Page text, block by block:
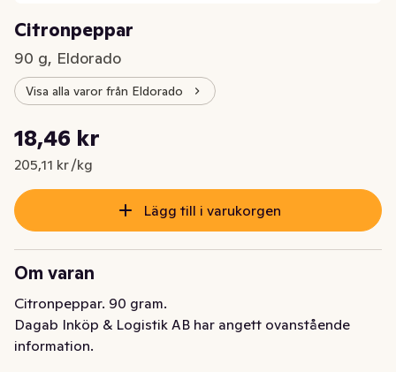
Citronpeppar
90 g, Eldorado
Visa alla varor från Eldorado
Nuvarande pris är: 18,46 kr
18,46 kr
205,11 kr /kg
Styckpris: 205,11 kr /kg
Lägg till i varukorgen
Om varan
Citronpeppar. 90 gram.
Dagab Inköp & Logistik AB har angett ovanstående
information.